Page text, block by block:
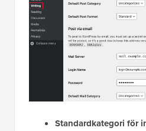
Standardkategori för